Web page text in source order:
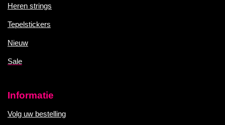
Heren strings
Tepelstickers
Nieuw
Sale
Informatie
Volg uw bestelling